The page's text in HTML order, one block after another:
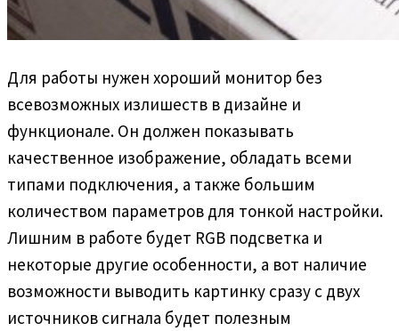
Для работы нужен хороший монитор без
всевозможных излишеств в дизайне и
функционале. Он должен показывать
качественное изображение, обладать всеми
типами подключения, а также большим
количеством параметров для тонкой настройки.
Лишним в работе будет RGB подсветка и
некоторые другие особенности, а вот наличие
возможности выводить картинку сразу с двух
источников сигнала будет полезным